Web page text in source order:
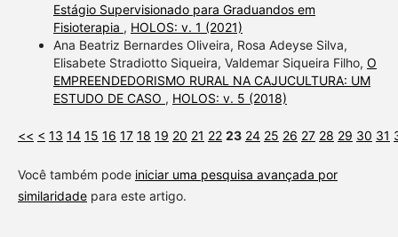
Estágio Supervisionado para Graduandos em
Fisioterapia , HOLOS: v. 1 (2021)
Ana Beatriz Bernardes Oliveira, Rosa Adeyse Silva,
Elisabete Stradiotto Siqueira, Valdemar Siqueira Filho, O
EMPREENDEDORISMO RURAL NA CAJUCULTURA: UM
ESTUDO DE CASO , HOLOS: v. 5 (2018)
<< < 13 14 15 16 17 18 19 20 21 22 23 24 25 26 27 28 29 30 31
Você também pode iniciar uma pesquisa avançada por
similaridadepara este artigo.